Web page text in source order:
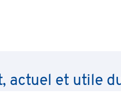
actuel et utile